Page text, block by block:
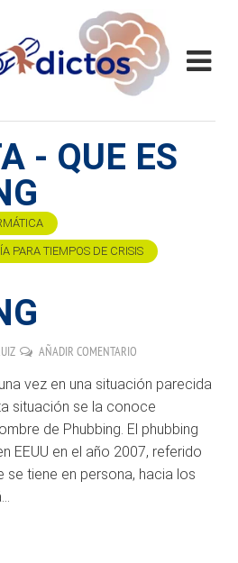
- QUE ES
PARA TIEMPOS DE CRISIS
AÑADIR COMENTARIO
vez en una situación parecida
situación se la conoce
de Phubbing. El phubbing
EEUU en el año 2007, referido
tiene en persona, hacia los